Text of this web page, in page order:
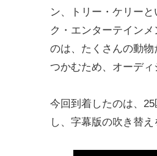
ン、トリー・ケリー
ク・エンターテイン
のは、たくさんの動
つかむため、オーディ
今回到着したのは、
し、字幕版の吹き替